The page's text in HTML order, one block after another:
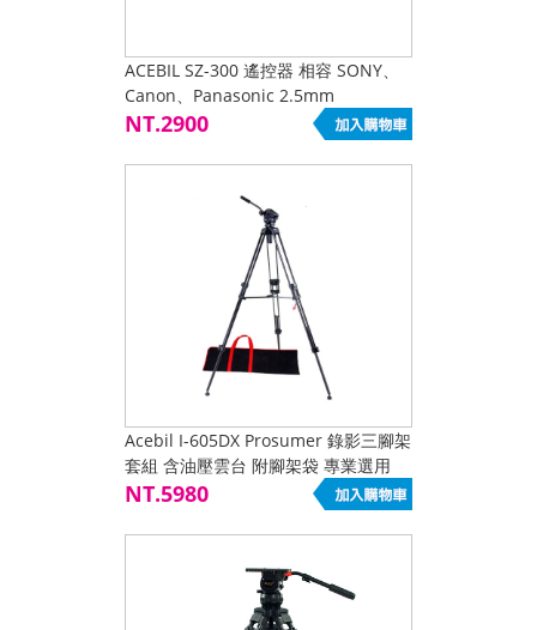
ACEBIL SZ-300 遙控器 相容 SONY、
Canon、Panasonic 2.5mm
NT.2900
Acebil I-605DX Prosumer 錄影三腳架
套組 含油壓雲台 附腳架袋 專業選用
NT.5980